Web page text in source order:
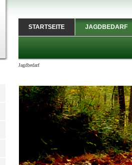
STARTSEITE JAGDBEDARF
Jagdbedarf